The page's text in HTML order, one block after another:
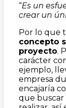
“Es un
crear un
Por lo que t
concepto
proyecto.
carácter
ejemplo,
empresa
encajaría
que buscar